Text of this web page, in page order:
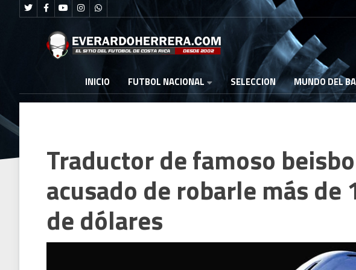
INICIO FUTBOL NACIONAL SELECCION MUNDO DEL
Traductor de famoso
acusado de robarle más de
de dólares